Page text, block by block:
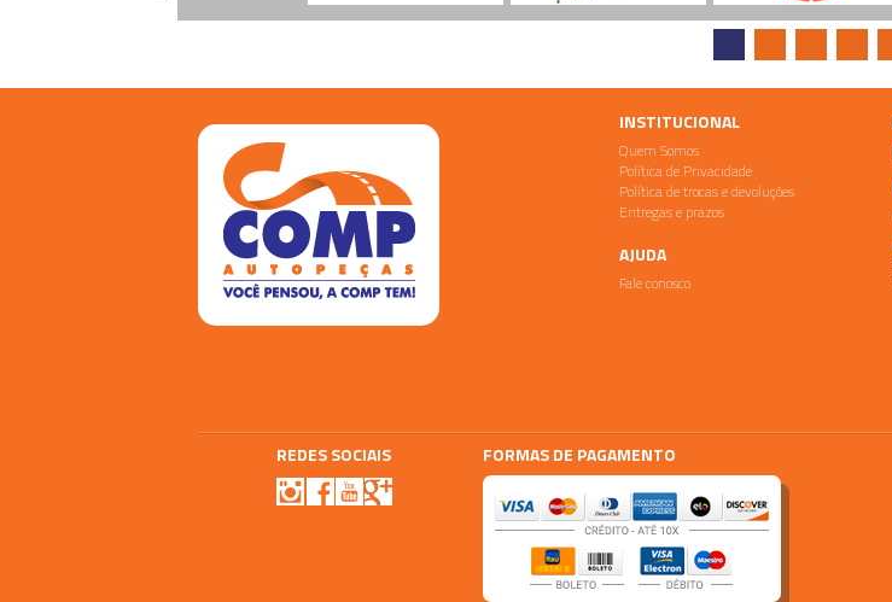
INSTITUCIONAL
Quem Somos
Política de Privacidade
Política de trocas e devoluções
Entregas e prazos
AJUDA
Fale conosco
REDES SOCIAIS FORMAS DE PAGAMENTO